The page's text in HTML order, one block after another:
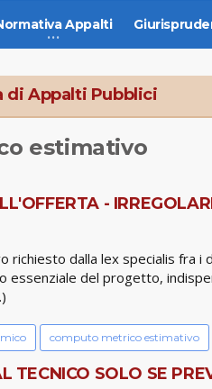
Appalti
di Appalti Pubblici
estimativo
-
richiesto dalla lex specialis fra
del progetto,
computo metrico estimativo
TECNICO SOLO SE